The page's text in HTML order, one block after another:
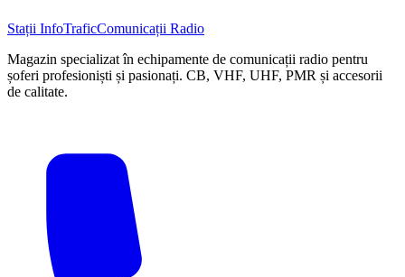
Stații InfoTraficComunicații Radio
Magazin specializat în echipamente de comunicații radio pentru
șoferi profesioniști și pasionați. CB, VHF, UHF, PMR și accesorii
de calitate.